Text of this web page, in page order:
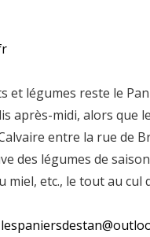
légumes reste le
après-midi, alors que
entre la rue de
des légumes de
miel, etc., le tout au cul